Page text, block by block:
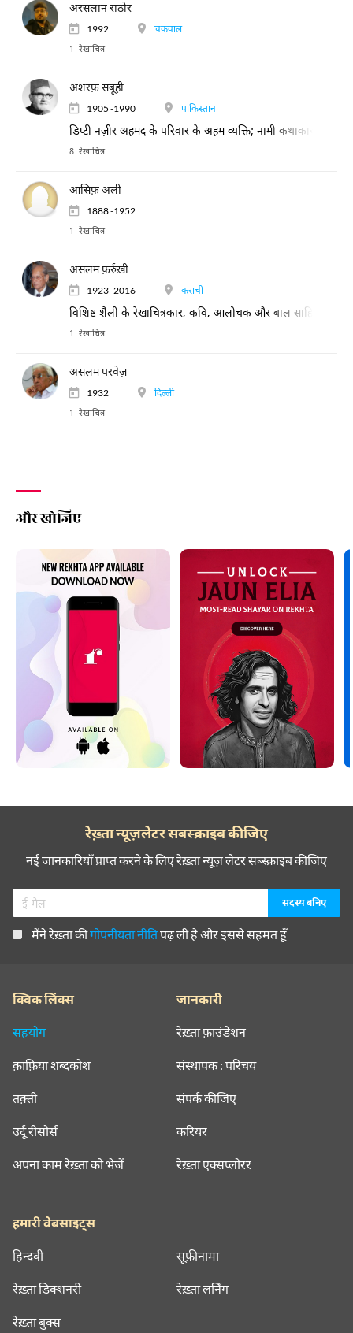
अरसलान राठोर
1992 चकवाल
1 रेखाचित्र
अशरफ़ सबूही
1905 -1990 पाकिस्तान
डिप्टी नज़ीर अहमद के परिवार के अहम व्यक्ति; नामी कथाकार,
8 रेखाचित्र
आसिफ़ अली
1888 -1952
1 रेखाचित्र
असलम फ़र्रुख़ी
1923 -2016 कराची
विशिष्ट शैली के रेखाचित्रकार, कवि, आलोचक और बाल साहित्यकार
1 रेखाचित्र
असलम परवेज़
1932 दिल्ली
1 रेखाचित्र
और खोजिए
रेख़्ता न्यूज़लेटर सबस्क्राइब कीजिए
नई जानकारियाँ प्राप्त करने के लिए रेख़्ता न्यूज़ लेटर सब्स्क्राइब कीजिए
मैंने रेख़्ता कीगोपनीयता नीतिपढ़ ली है और इससे सहमत हूँ
क्विक लिंक्स
सहयोग
क़ाफ़िया शब्दकोश
तक़्ती
उर्दू रीसोर्स
अपना काम रेख़्ता को भेजें
जानकारी
रेख़्ता फ़ाउंडेशन
संस्थापक : परिचय
संपर्क कीजिए
करियर
रेख़्ता एक्सप्लोरर
हमारी वेबसाइट्स
हिन्दवी सूफ़ीनामा
रेख़्ता डिक्शनरी रेख़्ता लर्निंग
रेख़्ता बुक्स